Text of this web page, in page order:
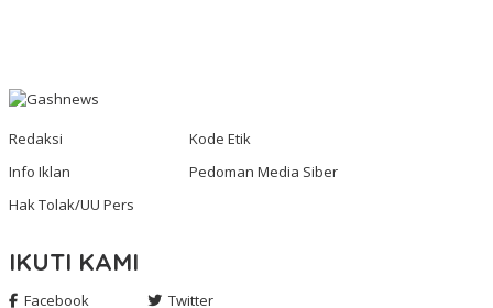
Redaksi
Kode Etik
Info Iklan
Pedoman Media Siber
Hak Tolak/UU Pers
IKUTI KAMI
Facebook Twitter